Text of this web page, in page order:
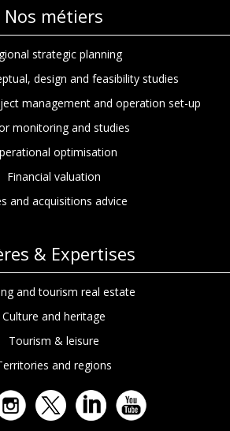
Nos métiers
strategic planning
design and feasibility studies
management and operation set-up
monitoring and studies
optimisation
Financial valuation
and acquisitions advice
& Expertises
and tourism real estate
Culture and heritage
Tourism & leisure
and regions